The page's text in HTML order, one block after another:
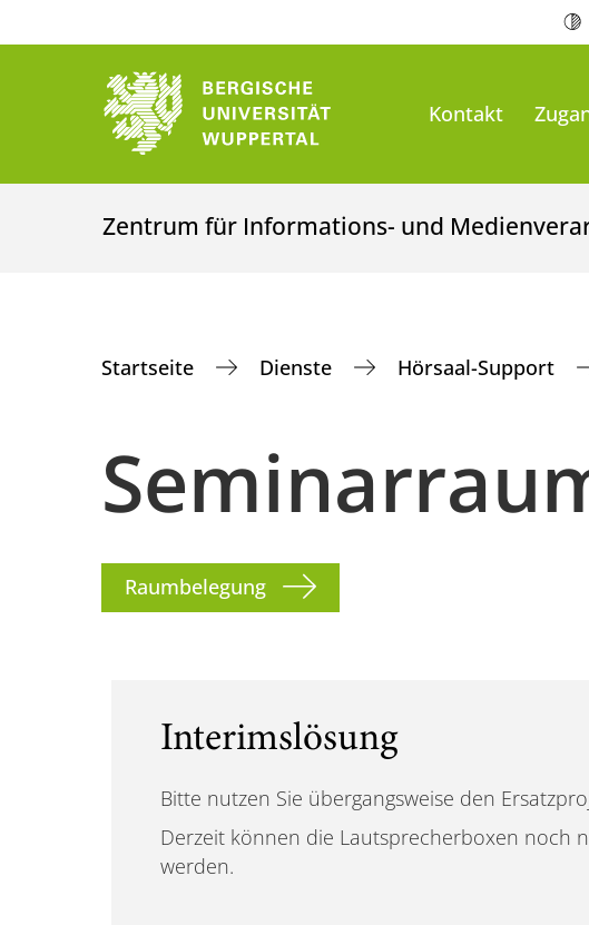
Kontakt
Zentrum für Informations- und
Startseite Dienste Hörsaal-Support
Raumbelegung
Interimslösung
Bitte nutzen Sie übergangsweise den
Derzeit können die Lautsprecherboxen noch
werden.